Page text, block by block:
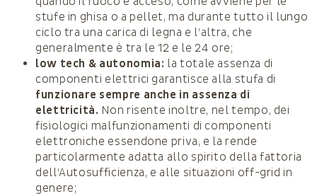
stufe in ghisa o a pellet, ma durante tutto il lungo
ciclo tra una carica di legna e l’altra, che
generalmente è tra le 12 e le 24 ore;
low tech & autonomia: la totale assenza di
componenti elettrici garantisce alla stufa di
funzionare sempre anche in assenza di
elettricità. Non risente inoltre, nel tempo, dei
fisiologici malfunzionamenti di componenti
elettroniche essendone priva, e la rende
particolarmente adatta allo spirito della fattoria
dell’Autosufficienza, e alle situazioni off-grid in
genere;